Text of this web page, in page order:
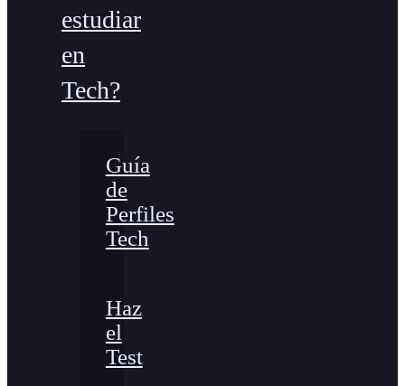
estudiar
en
Tech?
Guía
de
Perfiles
Tech
Haz
el
Test